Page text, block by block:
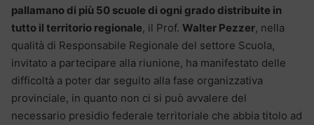
pallamano di più 50 scuole di ogni grado distribuite in
tutto il territorio regionale, il Prof. Walter Pezzer, nella
qualità di Responsabile Regionale del settore Scuola,
invitato a partecipare alla riunione, ha manifestato delle
difficoltà a poter dar seguito alla fase organizzativa
provinciale, in quanto non ci si può avvalere del
necessario presidio federale territoriale che abbia titolo ad